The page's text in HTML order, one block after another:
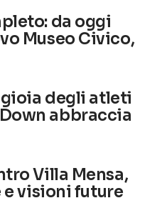
da oggi
Museo Civico,
gioia degli atleti
abbraccia
Villa Mensa,
visioni future